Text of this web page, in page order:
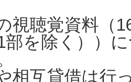
視聴覚資料（
部を除く））
相互貸借は行